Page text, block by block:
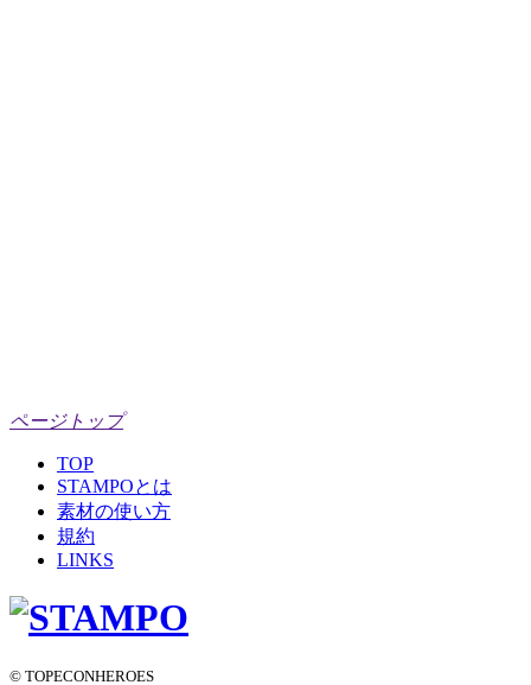
ページトップ
TOP
STAMPOとは
素材の使い方
規約
LINKS
© TOPECONHEROES